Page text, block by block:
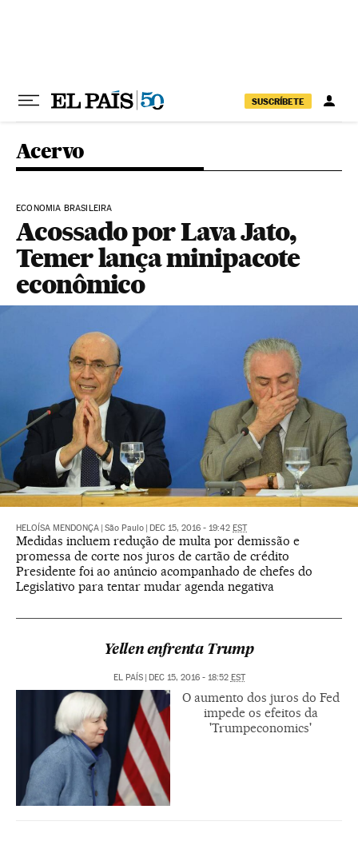
SUSCRÍBETE
Acervo
ECONOMIA BRASILEIRA
Acossado por Lava Jato,
Temer lança minipacote
econômico
HELOÍSA MENDONÇA São Paulo DEC 15, 2016 - 19:42 EST
Medidas incluem redução de multa por demissão e
promessa de corte nos juros de cartão de crédito
Presidente foi ao anúncio acompanhado de chefes do
Legislativo para tentar mudar agenda negativa
Yellen enfrenta Trump
EL PAÍS DEC 15, 2016 - 18:52 EST
O aumento dos juros do Fed
impede os efeitos da
'Trumpeconomics'